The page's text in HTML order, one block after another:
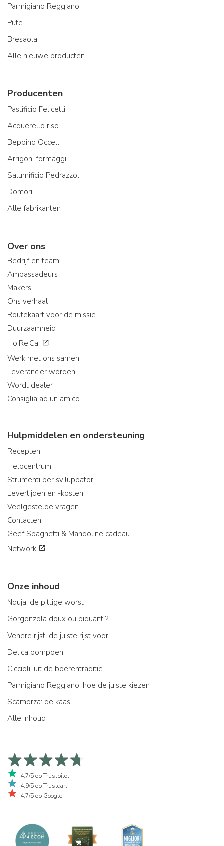
Parmigiano Reggiano
Pute
Bresaola
Alle nieuwe producten
Producenten
Pastificio Felicetti
Acquerello riso
Beppino Occelli
Arrigoni formaggi
Salumificio Pedrazzoli
Domori
Alle fabrikanten
Over ons
Bedrijf en team
Ambassadeurs
Makers
Ons verhaal
Routekaart voor de missie
Duurzaamheid
Ho.Re.Ca.
Werk met ons samen
Leverancier worden
Wordt dealer
Consiglia ad un amico
Hulpmiddelen en ondersteuning
Recepten
Helpcentrum
Strumenti per sviluppatori
Levertijden en -kosten
Veelgestelde vragen
Contacten
Geef Spaghetti & Mandoline cadeau
Network
Onze inhoud
Nduja: de pittige worst
Gorgonzola doux ou piquant ?
Venere rijst: de juiste rijst voor...
Delica pompoen
Ciccioli, uit de boerentraditie
Parmigiano Reggiano: hoe de juiste kiezen
Scamorza: de kaas ...
Alle inhoud
4,7/5 op Trustpilot
4,9/5 op Trustcart
4,7/5 op Google